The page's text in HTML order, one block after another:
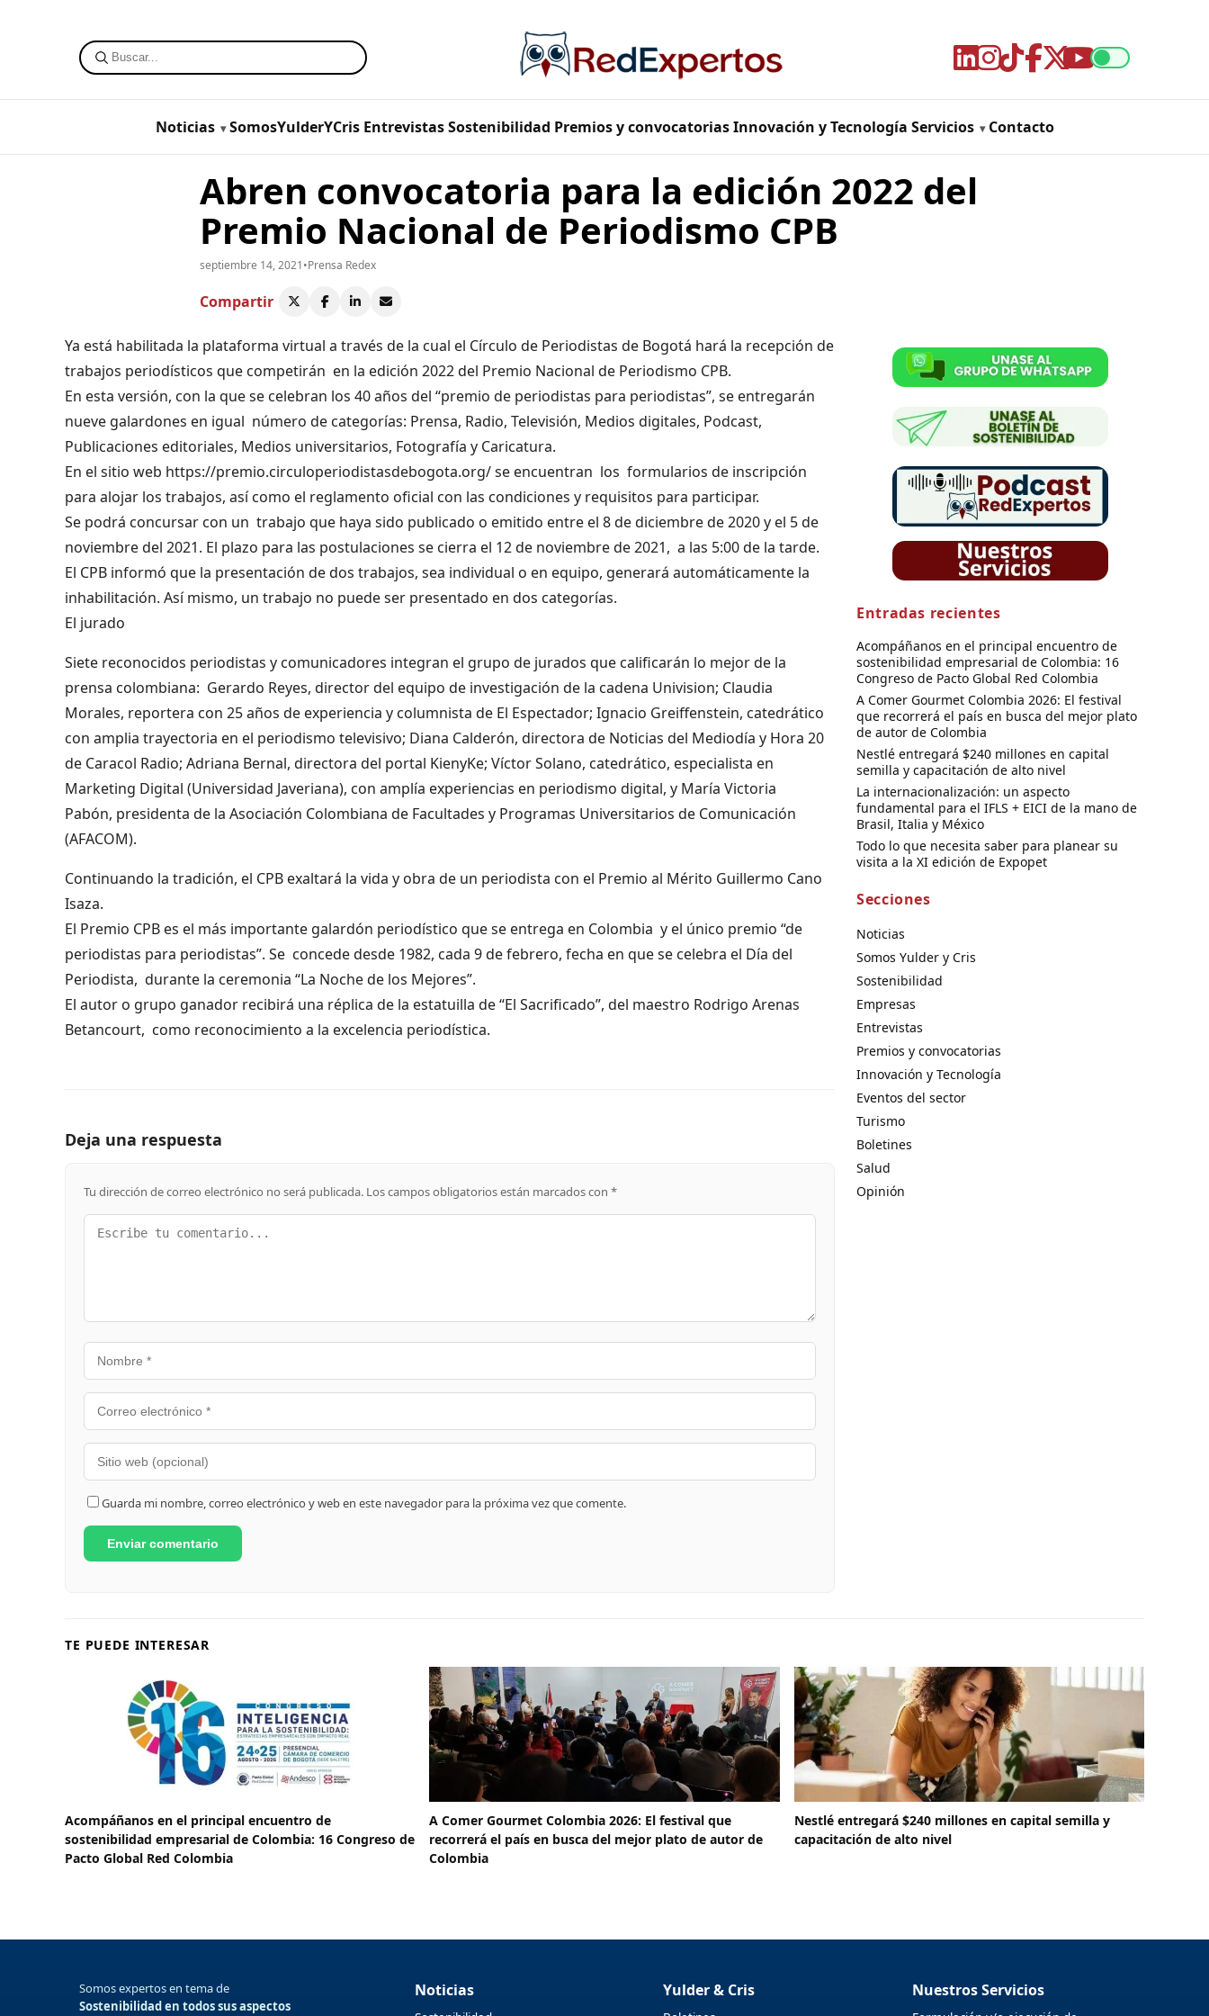
Noticias SomosYulderYCris Entrevistas Sostenibilidad Premios y convocatorias Innovación y Tecnología Servicios Contacto
Abren convocatoria para la edición 2022 del
Premio Nacional de Periodismo CPB
septiembre 14, 2021•Prensa Redex
Compartir
Ya está habilitada la plataforma virtual a través de la cual el Círculo de Periodistas de Bogotá hará la recepción de
trabajos periodísticos que competirán en la edición 2022 del Premio Nacional de Periodismo CPB.
En esta versión, con la que se celebran los 40 años del “premio de periodistas para periodistas”, se entregarán
nueve galardones en igual número de categorías: Prensa, Radio, Televisión, Medios digitales, Podcast,
Publicaciones editoriales, Medios universitarios, Fotografía y Caricatura.
En el sitio web https://premio.circuloperiodistasdebogota.org/ se encuentran los formularios de inscripción
para alojar los trabajos, así como el reglamento oficial con las condiciones y requisitos para participar.
Se podrá concursar con un trabajo que haya sido publicado o emitido entre el 8 de diciembre de 2020 y el 5 de
noviembre del 2021. El plazo para las postulaciones se cierra el 12 de noviembre de 2021, a las 5:00 de la tarde.
El CPB informó que la presentación de dos trabajos, sea individual o en equipo, generará automáticamente la
inhabilitación. Así mismo, un trabajo no puede ser presentado en dos categorías.
El jurado
Siete reconocidos periodistas y comunicadores integran el grupo de jurados que calificarán lo mejor de la
prensa colombiana: Gerardo Reyes, director del equipo de investigación de la cadena Univision; Claudia
Morales, reportera con 25 años de experiencia y columnista de El Espectador; Ignacio Greiffenstein, catedrático
con amplia trayectoria en el periodismo televisivo; Diana Calderón, directora de Noticias del Mediodía y Hora 20
de Caracol Radio; Adriana Bernal, directora del portal KienyKe; Víctor Solano, catedrático, especialista en
Marketing Digital (Universidad Javeriana), con amplía experiencias en periodismo digital, y María Victoria
Pabón, presidenta de la Asociación Colombiana de Facultades y Programas Universitarios de Comunicación
(AFACOM).
Continuando la tradición, el CPB exaltará la vida y obra de un periodista con el Premio al Mérito Guillermo Cano
Isaza.
El Premio CPB es el más importante galardón periodístico que se entrega en Colombia y el único premio “de
periodistas para periodistas”. Se concede desde 1982, cada 9 de febrero, fecha en que se celebra el Día del
Periodista, durante la ceremonia “La Noche de los Mejores”.
El autor o grupo ganador recibirá una réplica de la estatuilla de “El Sacrificado”, del maestro Rodrigo Arenas
Betancourt, como reconocimiento a la excelencia periodística.
Deja una respuesta
Tu dirección de correo electrónico no será publicada. Los campos obligatorios están marcados con *
Guarda mi nombre, correo electrónico y web en este navegador para la próxima vez que comente.
Entradas recientes
Acompáñanos en el principal encuentro de
sostenibilidad empresarial de Colombia: 16
Congreso de Pacto Global Red Colombia
A Comer Gourmet Colombia 2026: El festival
que recorrerá el país en busca del mejor plato
de autor de Colombia
Nestlé entregará $240 millones en capital
semilla y capacitación de alto nivel
La internacionalización: un aspecto
fundamental para el IFLS + EICI de la mano de
Brasil, Italia y México
Todo lo que necesita saber para planear su
visita a la XI edición de Expopet
Secciones
Noticias
Somos Yulder y Cris
Sostenibilidad
Empresas
Entrevistas
Premios y convocatorias
Innovación y Tecnología
Eventos del sector
Turismo
Boletines
Salud
Opinión
TE PUEDE INTERESAR
Acompáñanos en el principal encuentro de
sostenibilidad empresarial de Colombia: 16 Congreso de
Pacto Global Red Colombia
A Comer Gourmet Colombia 2026: El festival que
recorrerá el país en busca del mejor plato de autor de
Colombia
Nestlé entregará $240 millones en capital semilla y
capacitación de alto nivel
Somos expertos en tema de
Sostenibilidad en todos sus aspectos
Noticias Yulder & Cris Nuestros Servicios